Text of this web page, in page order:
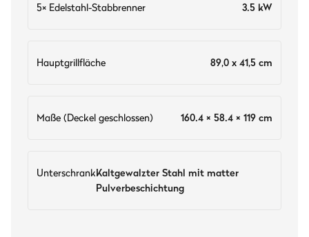
5× Edelstahl-Stabbrenner 3.5 kW
Hauptgrillfläche 89,0 x 41,5 cm
Maße (Deckel geschlossen) 160.4 × 58.4 × 119 cm
UnterschrankKaltgewalzter Stahl mit matter
Pulverbeschichtung